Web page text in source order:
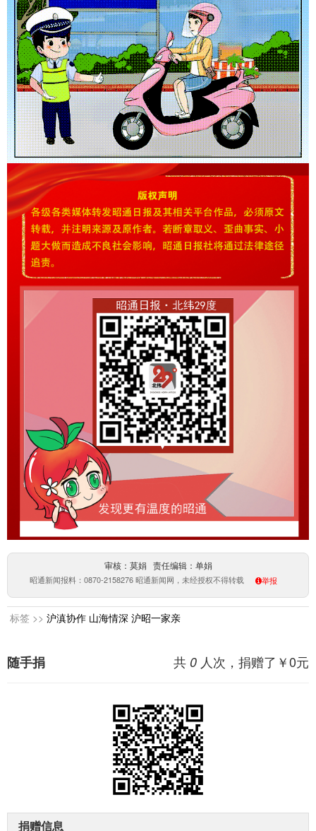
审核：莫娟 责任编辑：单娟
昭通新闻报料：0870-2158276 昭通新闻网，未经授权不得转载 举报
标签 >> 沪滇协作 山海情深 沪昭一家亲
共 0 人次，捐赠了￥0元
随手捐
捐赠信息